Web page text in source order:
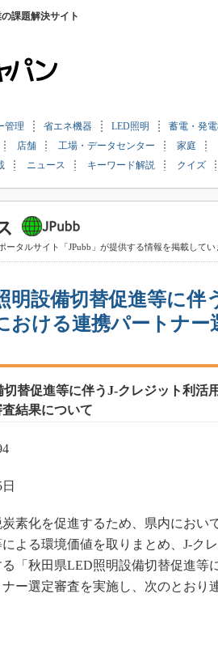
課題解決サイト
管理 省エネ機器 LED照明
蓄電・発
店舗 工場・データセンター
家庭
ニュース キーワード解説 クイズ
ータルサイト「JPubb」が提供する情報を掲載してい
明設備切替促進等に
おける連携パートナー
切替促進等に伴うJ-クレジット利活
結果について
素化を促進するため、県内におい
よる環境価値を取りまとめ、J-ク
「秋田県LED照明設備切替促進等
ー選定審査を実施し、次のとおり